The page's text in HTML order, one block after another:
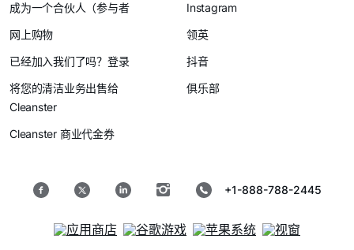
成为一个合伙人（参与者
网上购物
已经加入我们了吗？登录
将您的清洁业务出售给
Cleanster
Cleanster 商业代金券
Instagram
领英
抖音
俱乐部
+1-888-788-2445